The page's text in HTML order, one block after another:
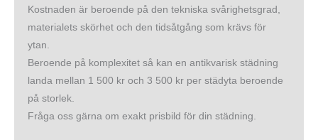
Kostnaden är beroende på den tekniska svårighetsgrad,
materialets skörhet och den tidsåtgång som krävs för
ytan.
Beroende på komplexitet så kan en antikvarisk städning
landa mellan 1 500 kr och 3 500 kr per städyta beroende
på storlek.
Fråga oss gärna om exakt prisbild för din städning.